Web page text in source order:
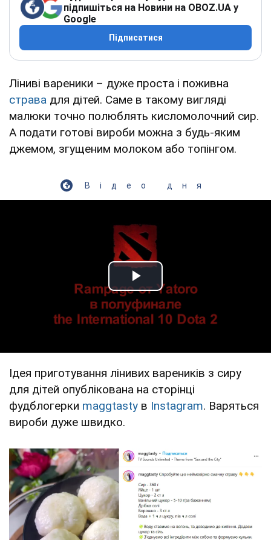
підпишіться на Новини на OBOZ.UA у
Google
Підписатися
Ліниві вареники – дуже проста і поживна
страва для дітей. Саме в такому вигляді
малюки точно полюблять кисломолочний сир.
А подати готові вироби можна з будь-яким
джемом, згущеним молоком або топінгом.
Відео дня
Play Video
Ідея приготування лінивих вареників з сиру
для дітей опублікована на сторінці
фудблогерки maggtasty в Instagram. Варяться
вироби дуже швидко.